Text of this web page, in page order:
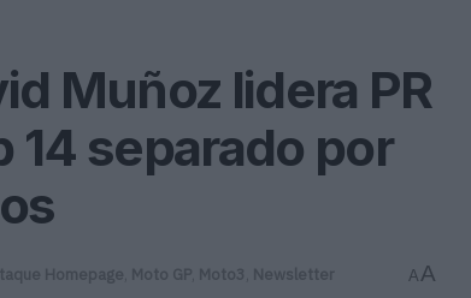
Muñoz lidera PR
14 separado por
Homepage Moto GP Moto3 Newsletter AA